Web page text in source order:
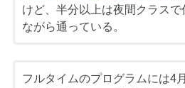
けど、半分以上は夜間クラスで
ながら通っている。
フルタイムのプログラムには4